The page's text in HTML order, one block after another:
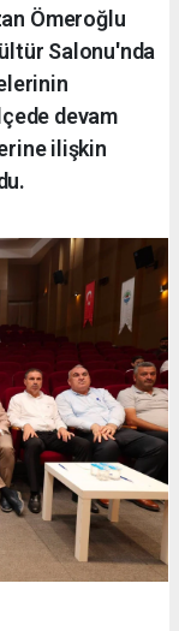
Ömeroğlu
Salonu'nda
devam
ilişkin